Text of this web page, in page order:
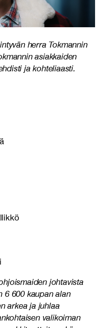
herra Tokmannin
asiakkaiden
ja kohteliaasti.
johtavista
6 600 kaupan alan
arkea ja juhlaa
valikoiman